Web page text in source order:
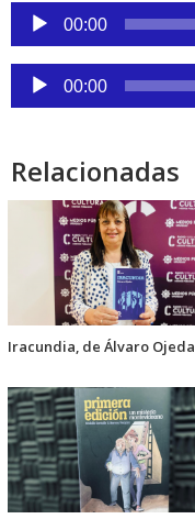
Reproductor
de
audio
00:00
Reproductor
de
00:00
Relacionadas
Iracundia, de Álvaro Ojeda